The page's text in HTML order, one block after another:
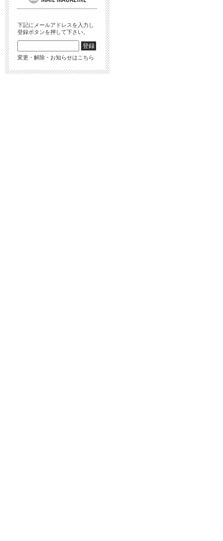
下記にメールアドレスを入力し
登録ボタンを押して下さい。
変更・解除・お知らせはこちら